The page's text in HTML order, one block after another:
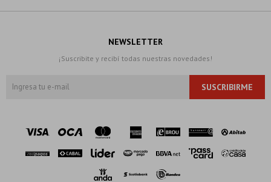
NEWSLETTER
¡Suscribite y recibí todas nuestras novedades!
SUSCRIBIRME